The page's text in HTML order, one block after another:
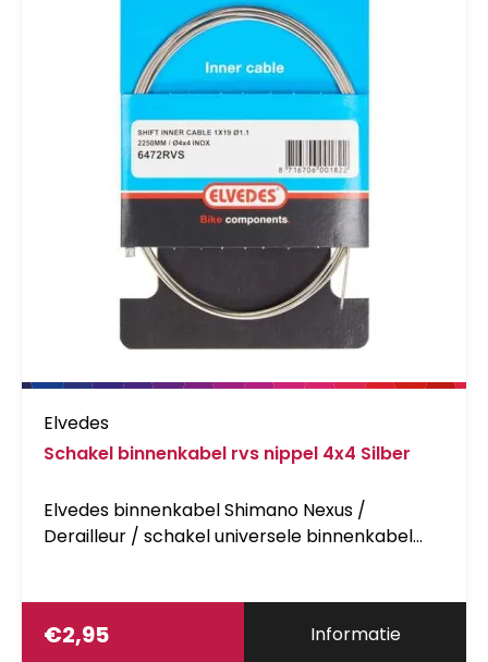
Elvedes
Schakel binnenkabel rvs nippel 4x4 Silber
Elvedes binnenkabel Shimano Nexus /
Derailleur / schakel universele binnenkabel
€2,95 Informatie